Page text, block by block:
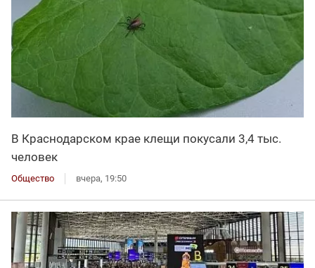
В Краснодарском крае клещи покусали 3,4 тыс.
человек
Общество вчера, 19:50